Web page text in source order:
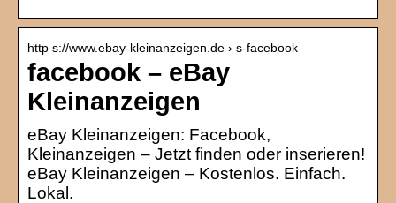
http s://www.ebay-kleinanzeigen.de › s-facebook
facebook – eBay
Kleinanzeigen
eBay Kleinanzeigen: Facebook,
Kleinanzeigen – Jetzt finden oder inserieren!
eBay Kleinanzeigen – Kostenlos. Einfach.
Lokal.